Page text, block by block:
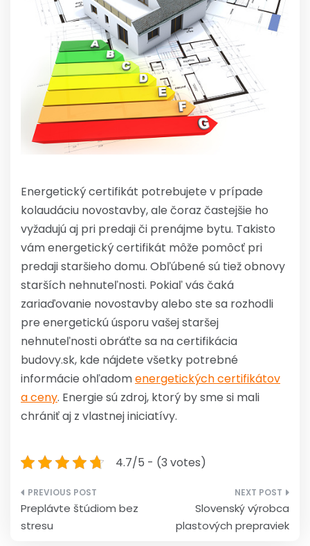
Energetický certifikát potrebujete v prípade
kolaudáciu novostavby, ale čoraz častejšie ho
vyžadujú aj pri predaji či prenájme bytu. Takisto
vám energetický certifikát môže pomôcť pri
predaji staršieho domu. Obľúbené sú tiež obnovy
starších nehnuteľnosti. Pokiaľ vás čaká
zariaďovanie novostavby alebo ste sa rozhodli
pre energetickú úsporu vašej staršej
nehnuteľnosti obráťte sa na certifikácia
budovy.sk, kde nájdete všetky potrebné
informácie ohľadomenergetických certifikátov
a ceny. Energie sú zdroj, ktorý by sme si mali
chrániť aj z vlastnej iniciatívy.
4.7/5 - (3 votes)
Navigácia
v
Preplávte štúdiom bez
stresu
Slovenský výrobca
plastových prepraviek